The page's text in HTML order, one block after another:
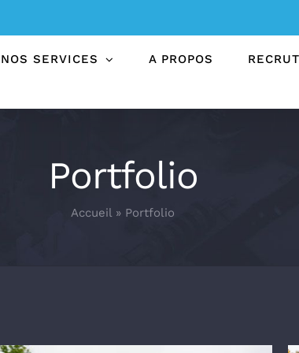
NOS SERVICES A PROPOS
Portfolio
Accueil» Portfolio